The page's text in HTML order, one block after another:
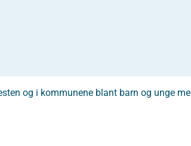
og i kommunene blant barn og unge